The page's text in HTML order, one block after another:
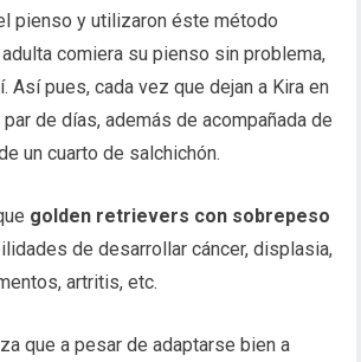
pienso y utilizaron éste método
comiera su pienso sin problema,
Así pues, cada vez que dejan a Kira en
de días, además de acompañada de
un cuarto de salchichón.
golden retrievers con sobrepeso
de desarrollar cáncer, displasia,
artritis, etc.
que a pesar de adaptarse bien a